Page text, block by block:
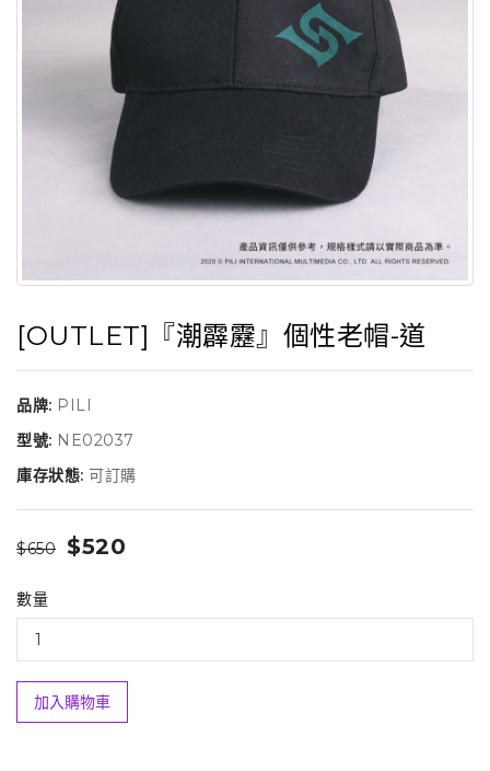
[OUTLET]『潮霹靂』個性老帽-道
品牌: PILI
型號: NE02037
庫存狀態: 可訂購
$650 $520
數量
加入購物車